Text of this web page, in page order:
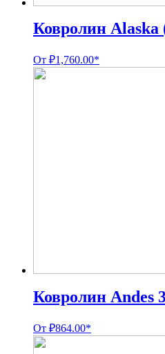
Ковролин Alaska
От ₽1,760.00*
Ковролин Andes
От ₽864.00*